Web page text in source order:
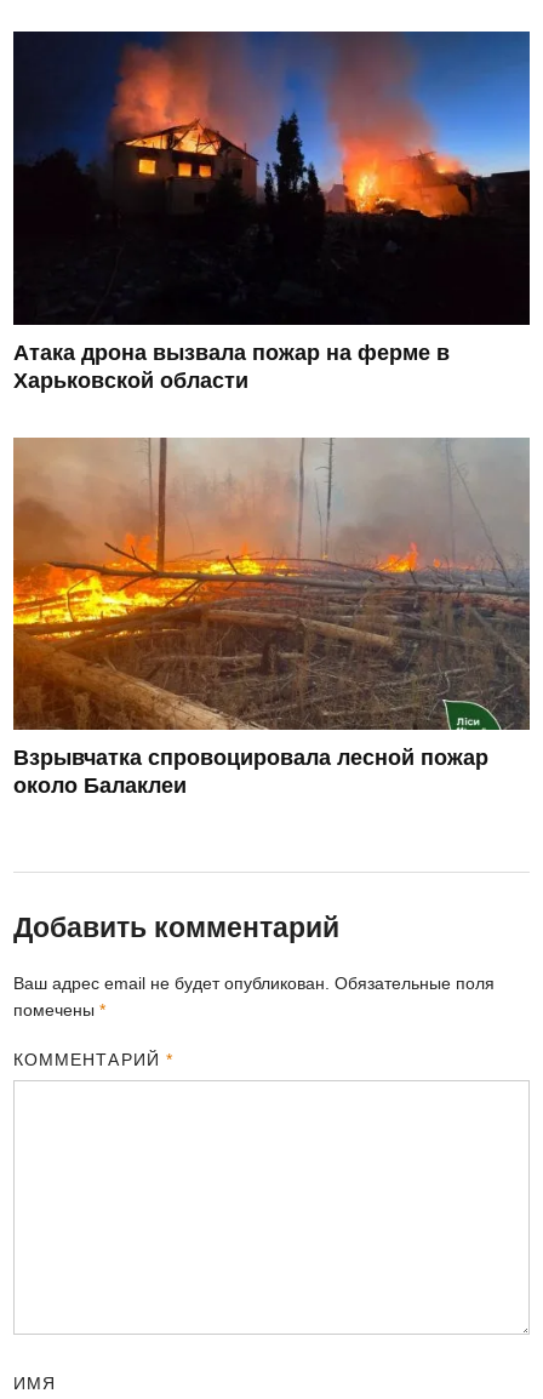
Атака дрона вызвала пожар на ферме в
Харьковской области
Взрывчатка спровоцировала лесной пожар
около Балаклеи
Добавить комментарий
Ваш адрес email не будет опубликован. Обязательные поля
помечены*
КОММЕНТАРИЙ *
ИМЯ